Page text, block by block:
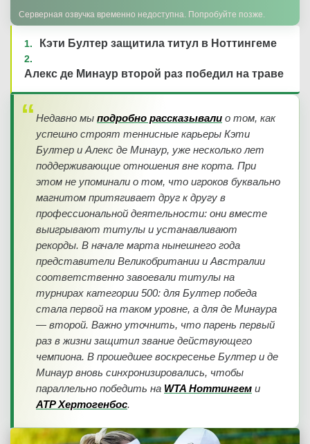
Серверная озвучка временно недоступна. Попробуйте позже.
Кэти Бултер защитила титул в Ноттингеме
Алекс де Минаур второй раз победил на траве
Недавно мы подробно рассказывали о том, как
успешно строят теннисные карьеры Кэти
Бултер и Алекс де Минаур, уже несколько лет
поддерживающие отношения вне корта. При
этом не упоминали о том, что игроков буквально
магнитом притягивает друг к другу в
профессиональной деятельности: они вместе
выигрывают титулы и устанавливают
рекорды. В начале марта нынешнего года
представители Великобритании и Австралии
соответственно завоевали титулы на
турнирах категории 500: для Бултер победа
стала первой на таком уровне, а для де Минаура
— второй. Важно уточнить, что парень первый
раз в жизни защитил звание действующего
чемпиона. В прошедшее воскресенье Бултер и де
Минаур вновь синхронизировались, чтобы
параллельно победить на WTA Ноттингем и
ATP Хертогенбос.